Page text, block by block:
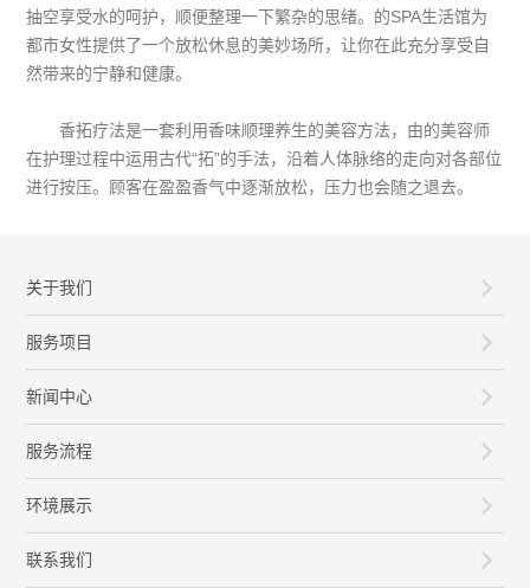
抽空享受水的呵护，顺便整理一下繁杂的思绪。的SPA生活馆为
都市女性提供了一个放松休息的美妙场所，让你在此充分享受自
然带来的宁静和健康。
香拓疗法是一套利用香味顺理养生的美容方法，由的美容师
在护理过程中运用古代“拓”的手法，沿着人体脉络的走向对各部位
进行按压。顾客在盈盈香气中逐渐放松，压力也会随之退去。
关于我们
服务项目
新闻中心
服务流程
环境展示
联系我们